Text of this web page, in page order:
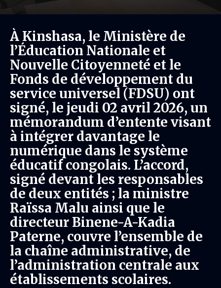
À Kinshasa, le Ministère de
l’Éducation Nationale et
Nouvelle Citoyenneté et le
Fonds de développement du
service universel (FDSU) ont
signé, le jeudi 02 avril 2026, un
mémorandum d’entente visant
à intégrer davantage le
numérique dans le système
éducatif congolais. L’accord,
signé devant les responsables
de deux entités ; la ministre
Raïssa Malu ainsi que le
directeur Binene-A-Kadia
Paterne, couvre l’ensemble de
la chaîne administrative, de
l’administration centrale aux
établissements scolaires.